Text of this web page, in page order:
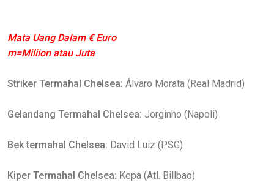
Mata Uang Dalam € Euro
m=Miliion atau Juta
Striker Termahal Chelsea: Álvaro Morata (Real Madrid)
Gelandang Termahal Chelsea: Jorginho (Napoli)
Bek termahal Chelsea: David Luiz (PSG)
Kiper Termahal Chelsea: Kepa (Atl. Billbao)